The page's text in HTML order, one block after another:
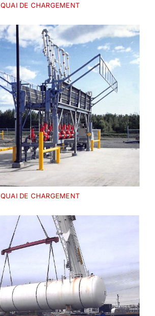
QUAI DE CHARGEMENT
QUAI DE CHARGEMENT